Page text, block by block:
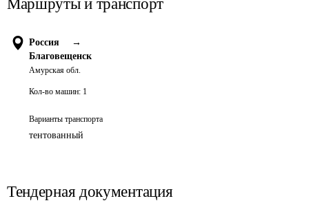
Маршруты и транспорт
Россия
→
Благовещенск
Амурская обл.
Кол-во машин: 1
Варианты транспорта
тентованный
Тендерная документация